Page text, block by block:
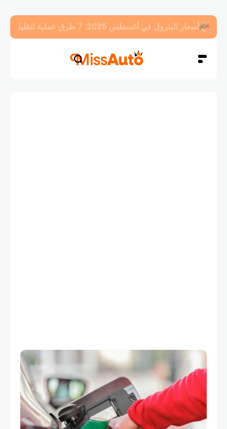
أسعار البترول في أغسطس 2025: 7 طرق عملية لتقليل استهلاك الوقود في سيارتك فوراً